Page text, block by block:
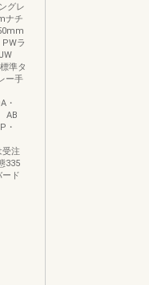
グレ
ナチ
ラ
準タ
ー手
・
AB
・
受注
335
ド